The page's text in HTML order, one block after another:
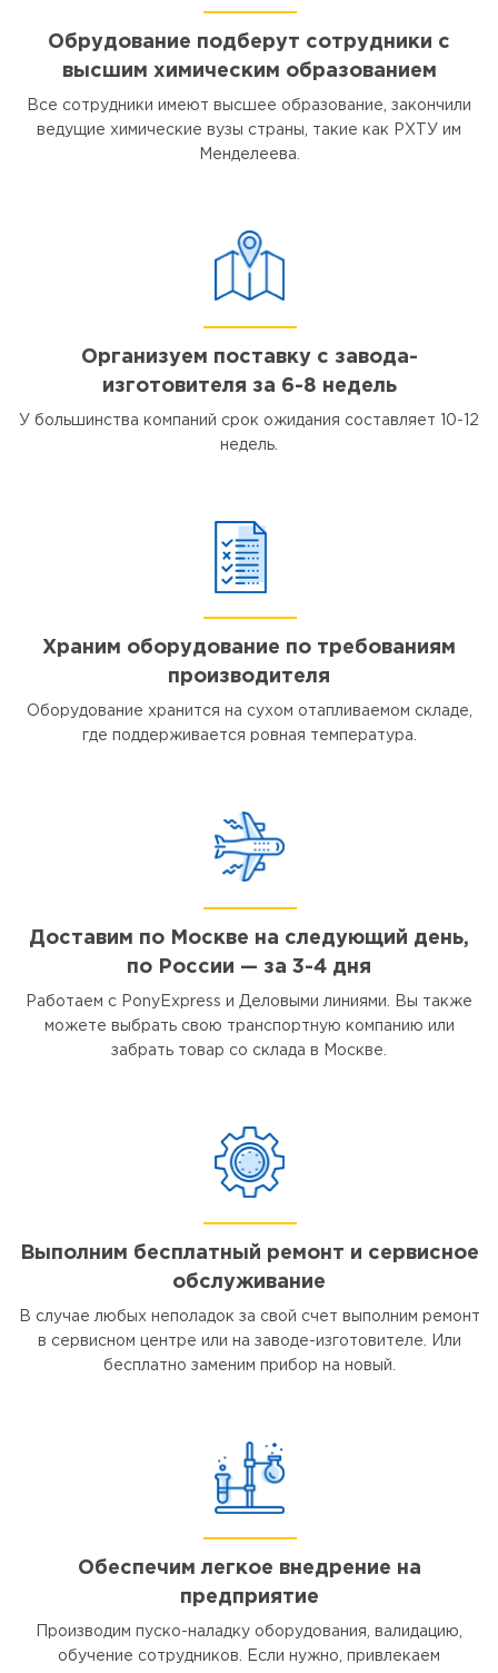
Обрудование подберут сотрудники с
высшим химическим образованием
Все сотрудники имеют высшее образование, закончили
ведущие химические вузы страны, такие как РХТУ им
Менделеева.
Организуем поставку с завода-
изготовителя за 6-8 недель
У большинства компаний срок ожидания составляет 10-12
недель.
Храним оборудование по требованиям
производителя
Оборудование хранится на сухом отапливаемом складе,
где поддерживается ровная температура.
Доставим по Москве на следующий день,
по России — за 3-4 дня
Работаем с PonyExpress и Деловыми линиями. Вы также
можете выбрать свою транспортную компанию или
забрать товар со склада в Москве.
Выполним бесплатный ремонт и сервисное
обслуживание
В случае любых неполадок за свой счет выполним ремонт
в сервисном центре или на заводе-изготовителе. Или
бесплатно заменим прибор на новый.
Обеспечим легкое внедрение на
предприятие
Производим пуско-наладку оборудования, валидацию,
обучение сотрудников. Если нужно, привлекаем